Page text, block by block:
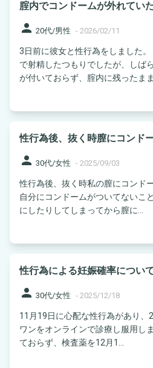
腟内でコンドームが外れていた
person 20代/男性 - 2026/02/11
3日前に彼女と性行為をしました
で射精したつもりでしたが、しば
が付いておらず、腟内に残ったまま
性行為後、抜く時膣にコンド
person 30代/女性 - 2025/09/03
性行為後、抜く時私の膣にコンド
自分にコンドームがついてないこ
にしたりしてしまってから膣に...
性行為による妊娠確率につい
person 30代/女性 - 2025/12/18
11月19日に心配な性行為があり、
ワンをオンラインで診療し服用し
ておらず、検査薬を12月1...